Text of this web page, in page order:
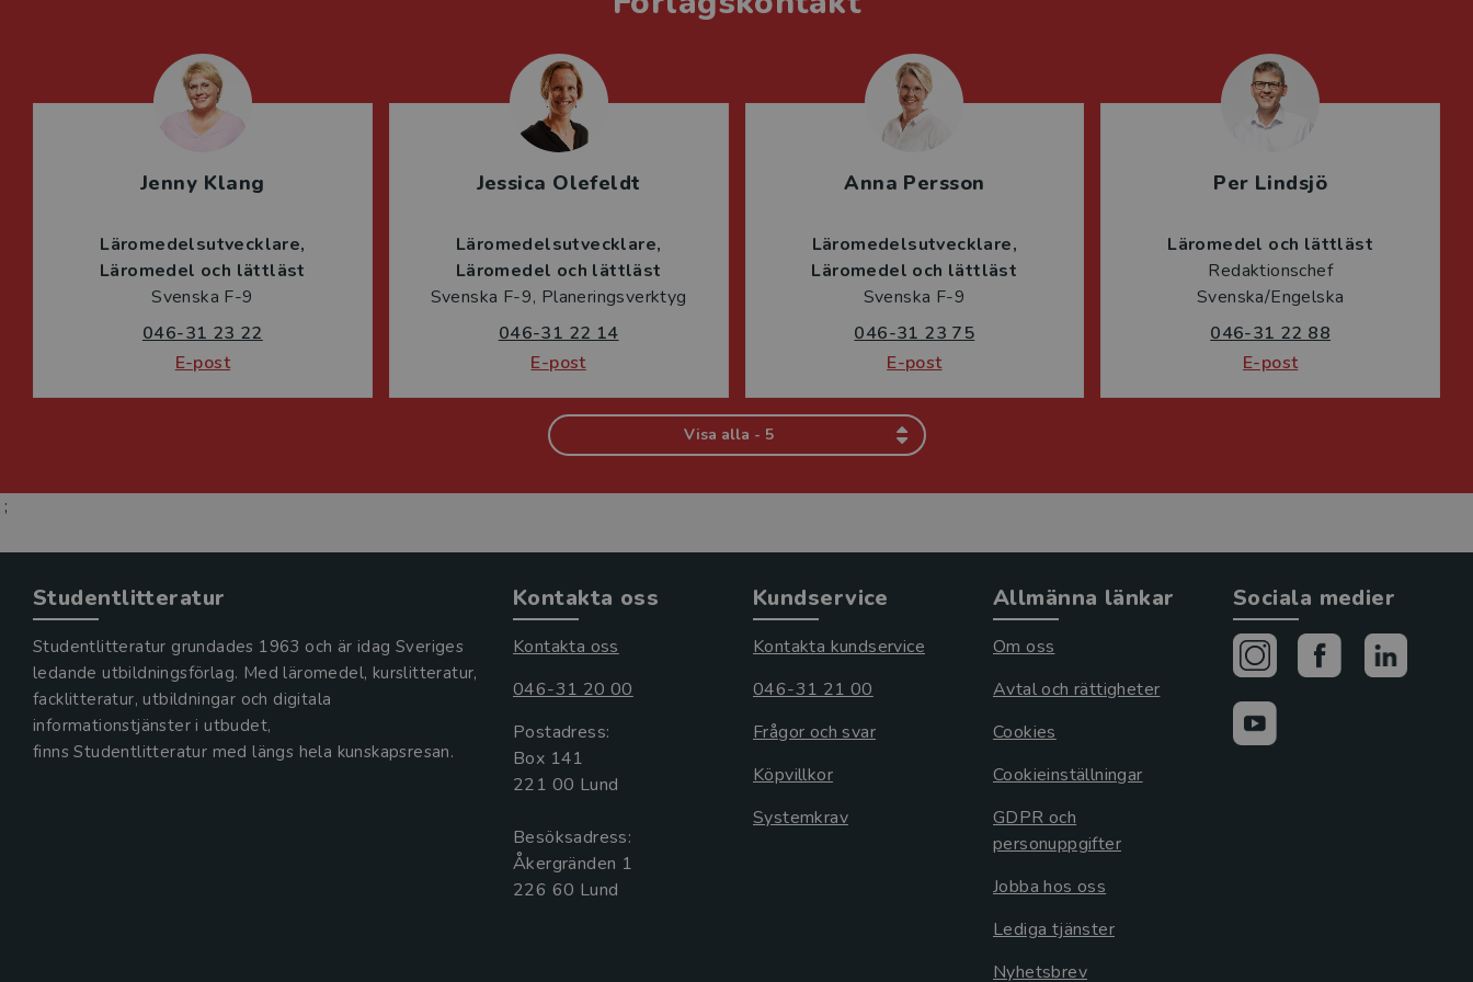
Jenny Klang
Läromedelsutvecklare
Läromedel och lättläst
Svenska F-9
046-31 23 22
E-post
Jessica Olefeldt
Läromedelsutvecklare
Läromedel och lättläst
Svenska F-9, Planeringsverktyg
046-31 22 14
E-post
Anna Persson
Läromedelsutvecklare
Läromedel och lättläst
Svenska F-9
046-31 23 75
E-post
Per Lindsjö
Läromedel och lättläst
Redaktionschef
Svenska/Engelska
046-31 22 88
E-post
Visa alla - 5
;
Studentlitteratur
Studentlitteratur grundades 1963 och är idag Sveriges
ledande utbildningsförlag. Med läromedel, kurslitteratur,
facklitteratur, utbildningar och digitala
informationstjänster i utbudet,
finns Studentlitteratur med längs hela kunskapsresan.
Kontakta oss
Kontakta oss
046-31 20 00
Postadress:
Box 141
221 00 Lund
Besöksadress:
Åkergränden 1
Kundservice
Kontakta kundservice
046-31 21 00
Frågor och svar
Köpvillkor
Systemkrav
Allmänna länkar
Om oss
Avtal och rättigheter
Cookies
Cookieinställningar
GDPR och
personuppgifter
Jobba hos oss
Lediga tjänster
Nyhetsbrev
Sociala medier